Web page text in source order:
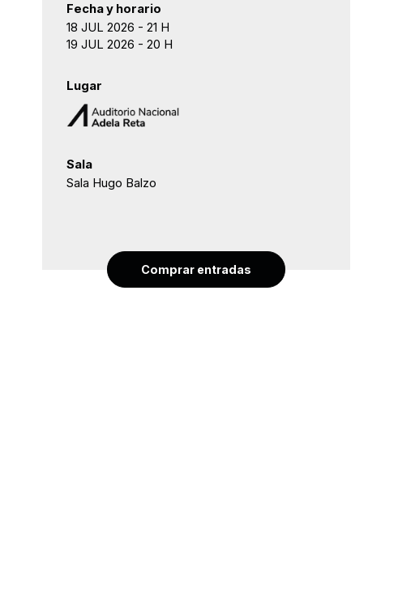
Fecha y horario
18 JUL 2026 - 21 H
19 JUL 2026 - 20 H
Lugar
Sala
Sala Hugo Balzo
Comprar entradas